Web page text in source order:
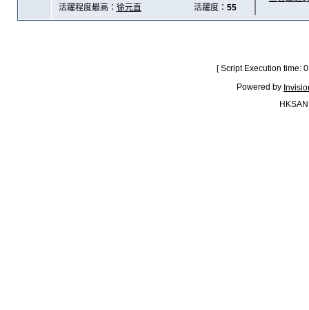
活躍程度最高： 徐元直 活躍度： 55
[ Script Execution time:
Powered by